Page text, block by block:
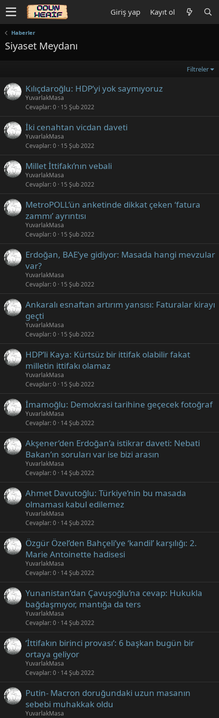
Giriş yap Kayıt ol
Haberler
Siyaset Meydanı
Filtreler
Kılıçdaroğlu: HDP’yi yok saymıyoruz
YuvarlakMasa
Cevaplar 0 15 Şub 2022
İki cenahtan vicdan daveti
YuvarlakMasa
Cevaplar 0 15 Şub 2022
Millet İttifakı’nın vebali
YuvarlakMasa
Cevaplar 0 15 Şub 2022
MetroPOLL’ün anketinde dikkat çeken ‘fatura
zammı’ ayrıntısı
YuvarlakMasa
Cevaplar 0 15 Şub 2022
Erdoğan, BAE’ye gidiyor: Masada hangi mevzular
var?
YuvarlakMasa
Cevaplar 0 15 Şub 2022
Ankaralı esnaftan artırım yansısı: Faturalar kirayı
geçti
YuvarlakMasa
Cevaplar 0 15 Şub 2022
HDP’li Kaya: Kürtsüz bir ittifak olabilir fakat
milletin ittifakı olamaz
YuvarlakMasa
Cevaplar 0 15 Şub 2022
İmamoğlu: Demokrasi tarihine geçecek fotoğraf
YuvarlakMasa
Cevaplar 0 14 Şub 2022
Akşener’den Erdoğan’a istikrar daveti: Nebati
Bakan’ın soruları var ise bizi arasın
YuvarlakMasa
Cevaplar 0 14 Şub 2022
Ahmet Davutoğlu: Türkiye’nin bu masada
olmaması kabul edilemez
YuvarlakMasa
Cevaplar 0 14 Şub 2022
Özgür Özel’den Bahçeli’ye ‘kandil’ karşılığı: 2.
Marie Antoinette hadisesi
YuvarlakMasa
Cevaplar 0 14 Şub 2022
Yunanistan’dan Çavuşoğlu’na cevap: Hukukla
bağdaşmıyor, mantığa da ters
YuvarlakMasa
Cevaplar 0 14 Şub 2022
‘İttifakın birinci provası’: 6 başkan bugün bir
ortaya geliyor
YuvarlakMasa
Cevaplar 0 14 Şub 2022
Putin- Macron doruğundaki uzun masanın
sebebi muhakkak oldu
YuvarlakMasa